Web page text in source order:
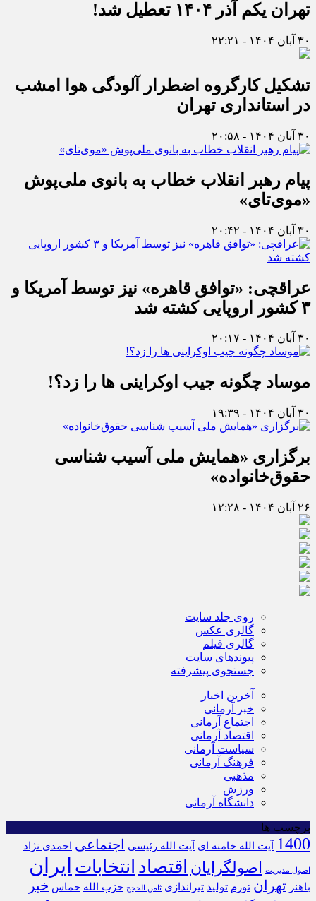
تهران یکم آذر ۱۴۰۴ تعطیل شد!
۳۰ آبان ۱۴۰۴ - ۲۲:۲۱
تشکیل کارگروه اضطرار آلودگی هوا امشب
در استانداری تهران
۳۰ آبان ۱۴۰۴ - ۲۰:۵۸
پیام رهبر انقلاب خطاب به بانوی ملی‌پوش
«موی‌تای»
۳۰ آبان ۱۴۰۴ - ۲۰:۴۲
عراقچی: «توافق قاهره» نیز توسط آمریکا و
۳ کشور اروپایی کشته شد
۳۰ آبان ۱۴۰۴ - ۲۰:۱۷
موساد چگونه جیب اوکراینی ها را زد؟!
۳۰ آبان ۱۴۰۴ - ۱۹:۳۹
برگزاری «همایش ملی آسیب شناسی
حقوق‌خانواده»
۲۶ آبان ۱۴۰۴ - ۱۲:۲۸
روی جلد سایت
گالری عکس
گالری فیلم
پیوندهای سایت
جستجوی پیشرفته
آخرین اخبار
خبر آرمانی
اجتماع آرمانی
اقتصاد آرمانی
سیاست آرمانی
فرهنگ آرمانی
مذهبی
ورزش
دانشگاه آرمانی
برچسب ها
1400 آیت الله خامنه ای آیت الله رئیسی اجتماعی احمدی نژاد
اصول مدیریت اصولگرایان اقتصاد انتخابات ایران
باهنر تهران تورم تولید تیراندازی ثامن الحجج حزب الله حماس خبر